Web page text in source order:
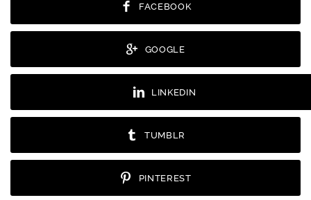
FACEBOOK
GOOGLE
LINKEDIN
TUMBLR
PINTEREST